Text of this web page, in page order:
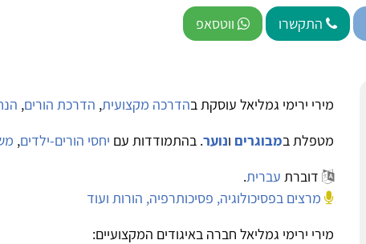
התקשרו ווטסאפ
מירי ירימי גמליאל עוסקת בהדרכה מקצועית, הדרכת הורים,
מטפלת במבוגרים ונוער. בהתמודדות עם יחסי הורים-ילדים,
דוברת עברית.
מרצים בפסיכולוגיה, פסיכותרפיה, הורות ועוד
מירי ירימי גמליאל חברה באיגודים המקצועיים: